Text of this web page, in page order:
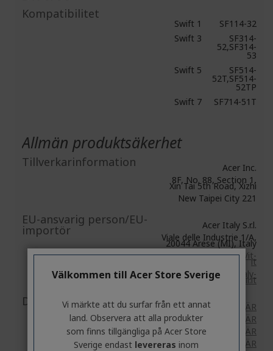
Kompatibilitet
Swift 1
SF114-32
Swift 3
SF314-
52,SF314-
53
Swift 5
SF514-
52T,SF514-
52TP
Swift 7
SF714-51T
Allmän produktsäkerhet
Tillverkarinformation
Acer Inc.
8F, No. 88, Section 1,
Xin Tai 5th Road, Xizhi
New Taipei City 221
EU-ansvarig person/EU-
importör
Acer Italy S.r.l.
Viale delle Industrie 1/A,
20044 Arese (MI), Italy
https://www.acer.com/it-
it
E-mail:acer-italy-
srl@legalmail.it
Dokument-/bildsäkerhet Tillbehör: finns
HÄR
Anslutning: finns
HÄR
Elskoter: finns
HÄR
Smart Cykel: finns
HÄR
Välkommen till Acer Store Sverige
Vi märkte att du surfar från ett annat
land. Observera att alla produkter
som finns tillgängliga på Acer Store
Sverige endast levereras inom